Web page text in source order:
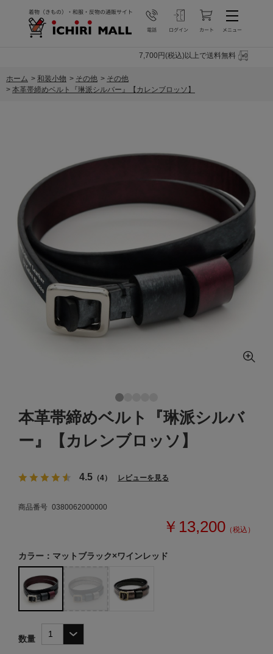
7,700円(税込)以上で送料無料
ホーム > 和装小物 > その他 > その他
> 本革帯締めベルト『琳派シルバー』【カレンブロッソ】
本革帯締めベルト『琳派シルバ
ー』【カレンブロッソ】
4.5 （4） レビューを見る
商品番号 0380062000000
￥13,200 （税込）
カラー：マットブラック×ワインレッド
数量